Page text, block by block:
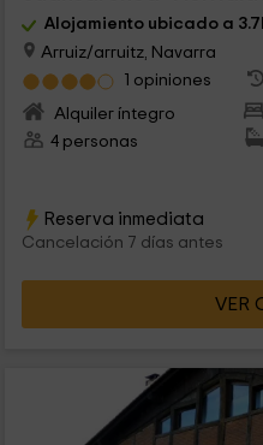
Alojamiento ubicado a
Arruiz/arruitz, Navarra
1 opiniones
Alquiler íntegro
4 personas
Reserva inmediata
Cancelación 7 días antes
VER